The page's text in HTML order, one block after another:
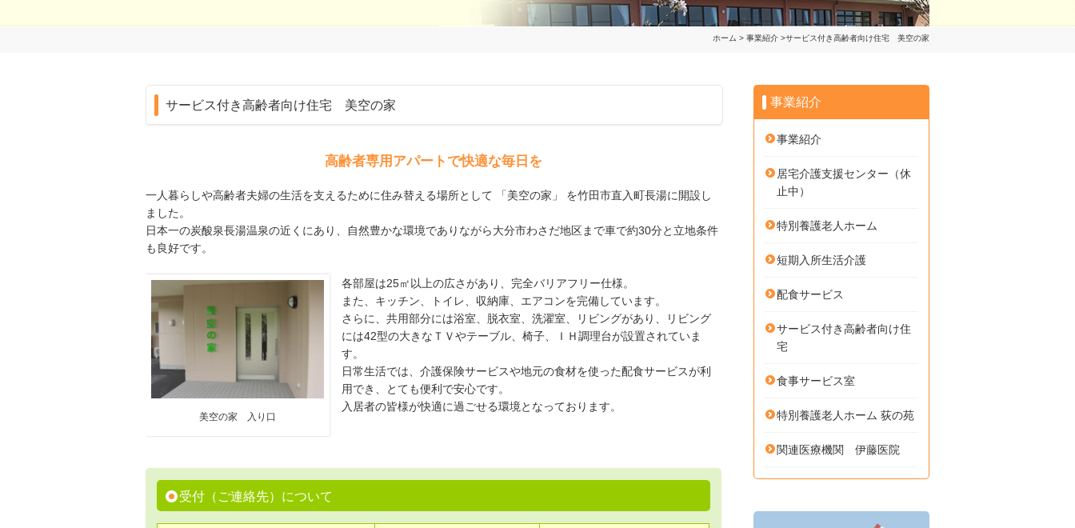
ホーム > 事業紹介 >サービス付き高齢者向け住宅 美空の家
事業紹介
事業紹介
居宅介護支援センター（休
止中）
特別養護老人ホーム
短期入所生活介護
配食サービス
サービス付き高齢者向け住
宅
食事サービス室
特別養護老人ホーム 荻の苑
関連医療機関 伊藤医院
サービス付き高齢者向け住宅 美空の家
高齢者専用アパートで快適な毎日を
一人暮らしや高齢者夫婦の生活を支えるために住み替える場所として 「美空の家」 を竹田市直入町長湯に開設し
ました。
日本一の炭酸泉長湯温泉の近くにあり、自然豊かな環境でありながら大分市わさだ地区まで車で約30分と立地条件
も良好です。
美空の家 入り口
各部屋は25㎡以上の広さがあり、完全バリアフリー仕様。
また、キッチン、トイレ、収納庫、エアコンを完備しています。
さらに、共用部分には浴室、脱衣室、洗濯室、リビングがあり、リビング
には42型の大きなＴＶやテーブル、椅子、ＩＨ調理台が設置されていま
す。
日常生活では、介護保険サービスや地元の食材を使った配食サービスが利
用でき、とても便利で安心です。
入居者の皆様が快適に過ごせる環境となっております。
受付（ご連絡先）について